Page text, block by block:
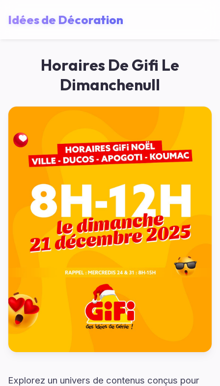
Idées de Décoration
Horaires De Gifi Le
Dimanchenull
Explorez un univers de contenus conçus pour